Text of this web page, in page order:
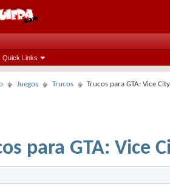
Quick Links
Juegos Trucos Trucos para GTA: Vice City
para GTA: Vice